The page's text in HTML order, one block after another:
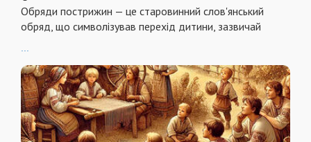
Обряди пострижин — це старовинний слов'янський
обряд, що символізував перехід дитини, зазвичай